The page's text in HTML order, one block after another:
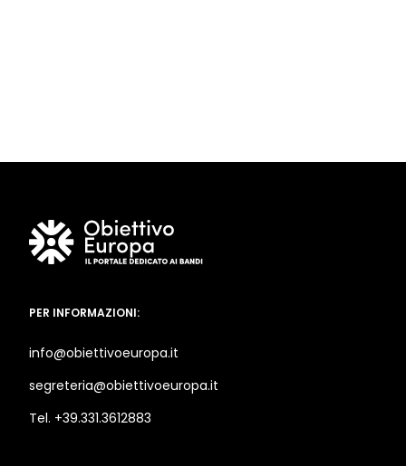
PER INFORMAZIONI:
info@obiettivoeuropa.it
segreteria@obiettivoeuropa.it
Tel. +39.331.3612883